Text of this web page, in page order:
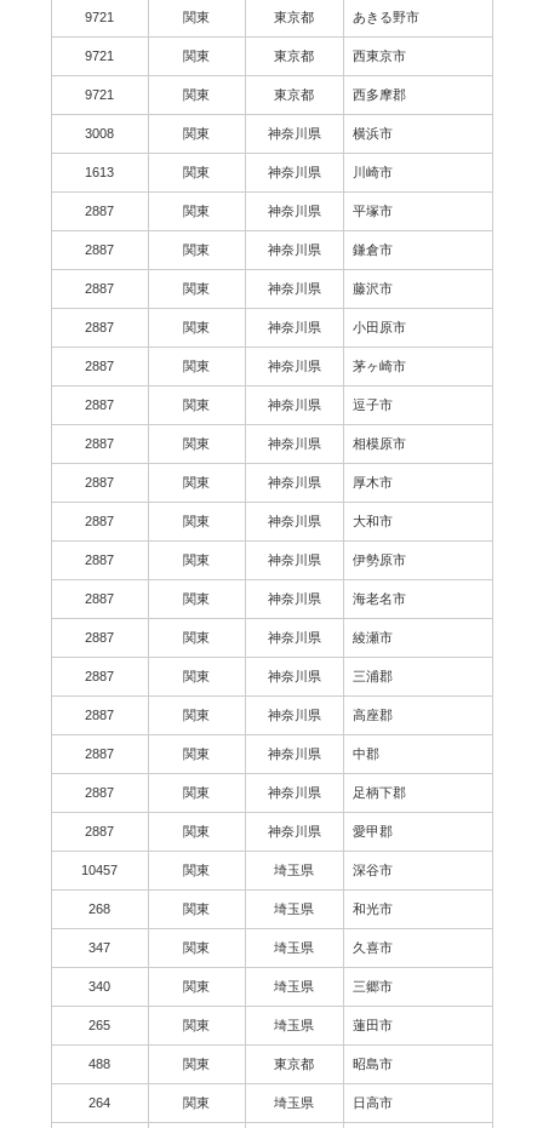
9721 関東 東京都 あきる野市
9721 関東 東京都 西東京市
9721 関東 東京都 西多摩郡
3008 関東 神奈川県 横浜市
1613 関東 神奈川県 川崎市
2887 関東 神奈川県 平塚市
2887 関東 神奈川県 鎌倉市
2887 関東 神奈川県 藤沢市
2887 関東 神奈川県 小田原市
2887 関東 神奈川県 茅ヶ崎市
2887 関東 神奈川県 逗子市
2887 関東 神奈川県 相模原市
2887 関東 神奈川県 厚木市
2887 関東 神奈川県 大和市
2887 関東 神奈川県 伊勢原市
2887 関東 神奈川県 海老名市
2887 関東 神奈川県 綾瀬市
2887 関東 神奈川県 三浦郡
2887 関東 神奈川県 高座郡
2887 関東 神奈川県 中郡
2887 関東 神奈川県 足柄下郡
2887 関東 神奈川県 愛甲郡
10457 関東 埼玉県 深谷市
268 関東 埼玉県 和光市
347 関東 埼玉県 久喜市
340 関東 埼玉県 三郷市
265 関東 埼玉県 蓮田市
488 関東 東京都 昭島市
264 関東 埼玉県 日高市